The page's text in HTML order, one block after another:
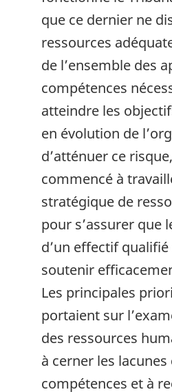
que ce dernier ne
ressources
de l’ensemble des
compétences
atteindre les
en évolution de
d’atténuer ce
commencé à
stratégique de
pour s’assurer que
d’un effectif
soutenir
Les principales
portaient sur
des ressources
à cerner les lacunes
compétences et à